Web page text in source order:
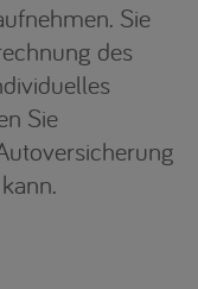
Sie
des
Sie